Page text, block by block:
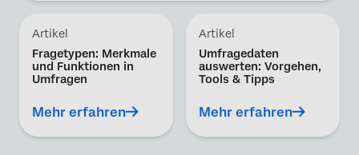
Artikel
Fragetypen: Merkmale
und Funktionen in
Umfragen
Mehr erfahren
Artikel
Umfragedaten
auswerten: Vorgehen,
Tools & Tipps
Mehr erfahren